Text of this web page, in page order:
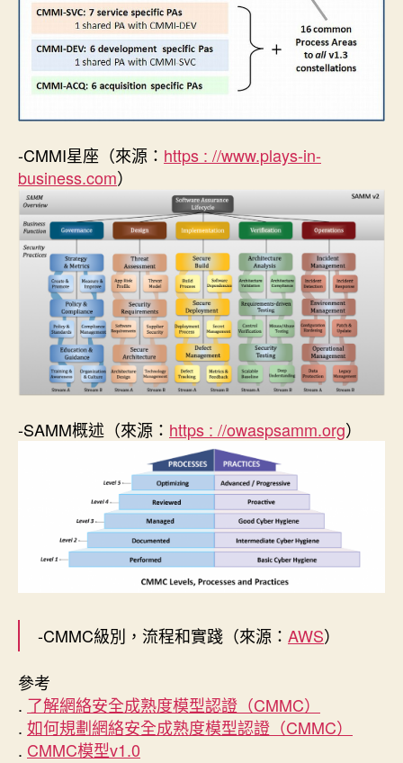
-CMMI星座（來源： https : //www.plays-in-
business.com）
-SAMM概述（來源： https : //owaspsamm.org）
-CMMC級別，流程和實踐（來源： AWS）
參考
. 了解網絡安全成熟度模型認證（CMMC）
. 如何規劃網絡安全成熟度模型認證（CMMC）
. CMMC模型v1.0